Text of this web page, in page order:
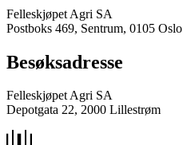
Felleskjøpet Agri SA
Postboks 469, Sentrum, 0105 Oslo
Besøksadresse
Felleskjøpet Agri SA
Depotgata 22, 2000 Lillestrøm